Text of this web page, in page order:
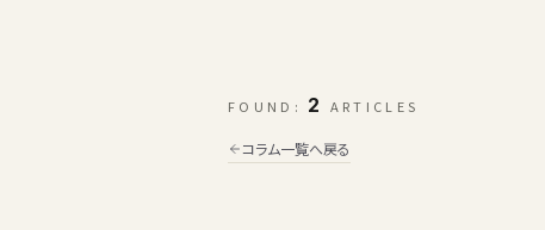
FOUND: 2 ARTICLES
コラム一覧へ戻る